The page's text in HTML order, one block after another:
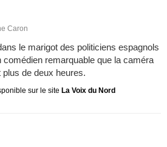
Caron
le marigot des politiciens espagnols
remarquable que la caméra
de deux heures.
sur le site La Voix du Nord